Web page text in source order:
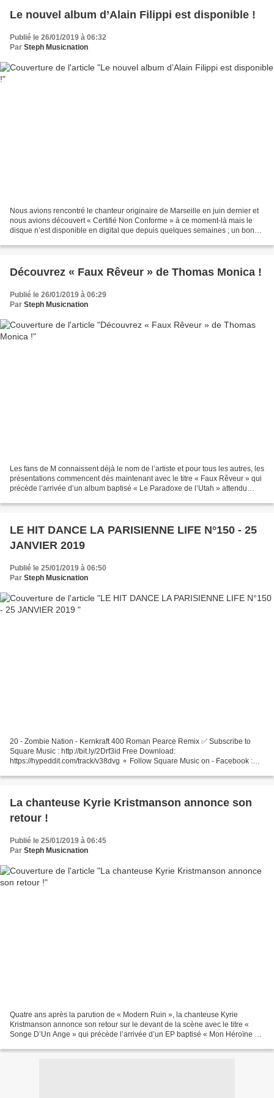
Le nouvel album d’Alain Filippi est disponible !
Publié le 26/01/2019 à 06:32
Par Steph Musicnation
Nous avions rencontré le chanteur originaire de Marseille en juin dernier et
nous avions découvert « Certifié Non Conforme » à ce moment-là mais le
disque n’est disponible en digital que depuis quelques semaines ; un bon
Découvrez « Faux Rêveur » de Thomas Monica !
Publié le 26/01/2019 à 06:29
Par Steph Musicnation
Les fans de M connaissent déjà le nom de l’artiste et pour tous les autres, les
présentations commencent dès maintenant avec le titre « Faux Rêveur » qui
précède l’arrivée d’un album baptisé « Le Paradoxe de l’Utah » attendu
LE HIT DANCE LA PARISIENNE LIFE N°150 - 25
JANVIER 2019
Publié le 25/01/2019 à 06:50
Par Steph Musicnation
20 - Zombie Nation - Kernkraft 400 Roman Pearce Remix ✅ Subscribe to
Square Music : http://bit.ly/2Drf3id Free Download:
https://hypeddit.com/track/v38dvg ⚬ Follow Square Music on - Facebook :
La chanteuse Kyrie Kristmanson annonce son
retour !
Publié le 25/01/2019 à 06:45
Par Steph Musicnation
Quatre ans après la parution de « Modern Ruin », la chanteuse Kyrie
Kristmanson annonce son retour sur le devant de la scène avec le titre «
Songe D’Un Ange » qui précède l’arrivée d’un EP baptisé « Mon Héroïne »